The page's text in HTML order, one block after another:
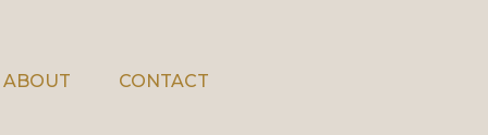
ABOUT CONTACT